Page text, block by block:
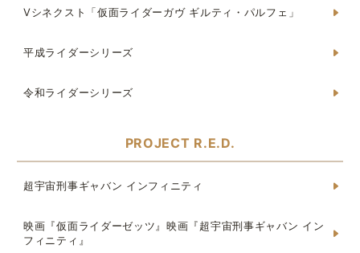
Vシネクスト「仮面ライダーガヴ ギルティ・パルフェ」
平成ライダーシリーズ
令和ライダーシリーズ
PROJECT R.E.D.
超宇宙刑事ギャバン インフィニティ
映画『仮面ライダーゼッツ』映画『超宇宙刑事ギャバン イン
フィニティ』